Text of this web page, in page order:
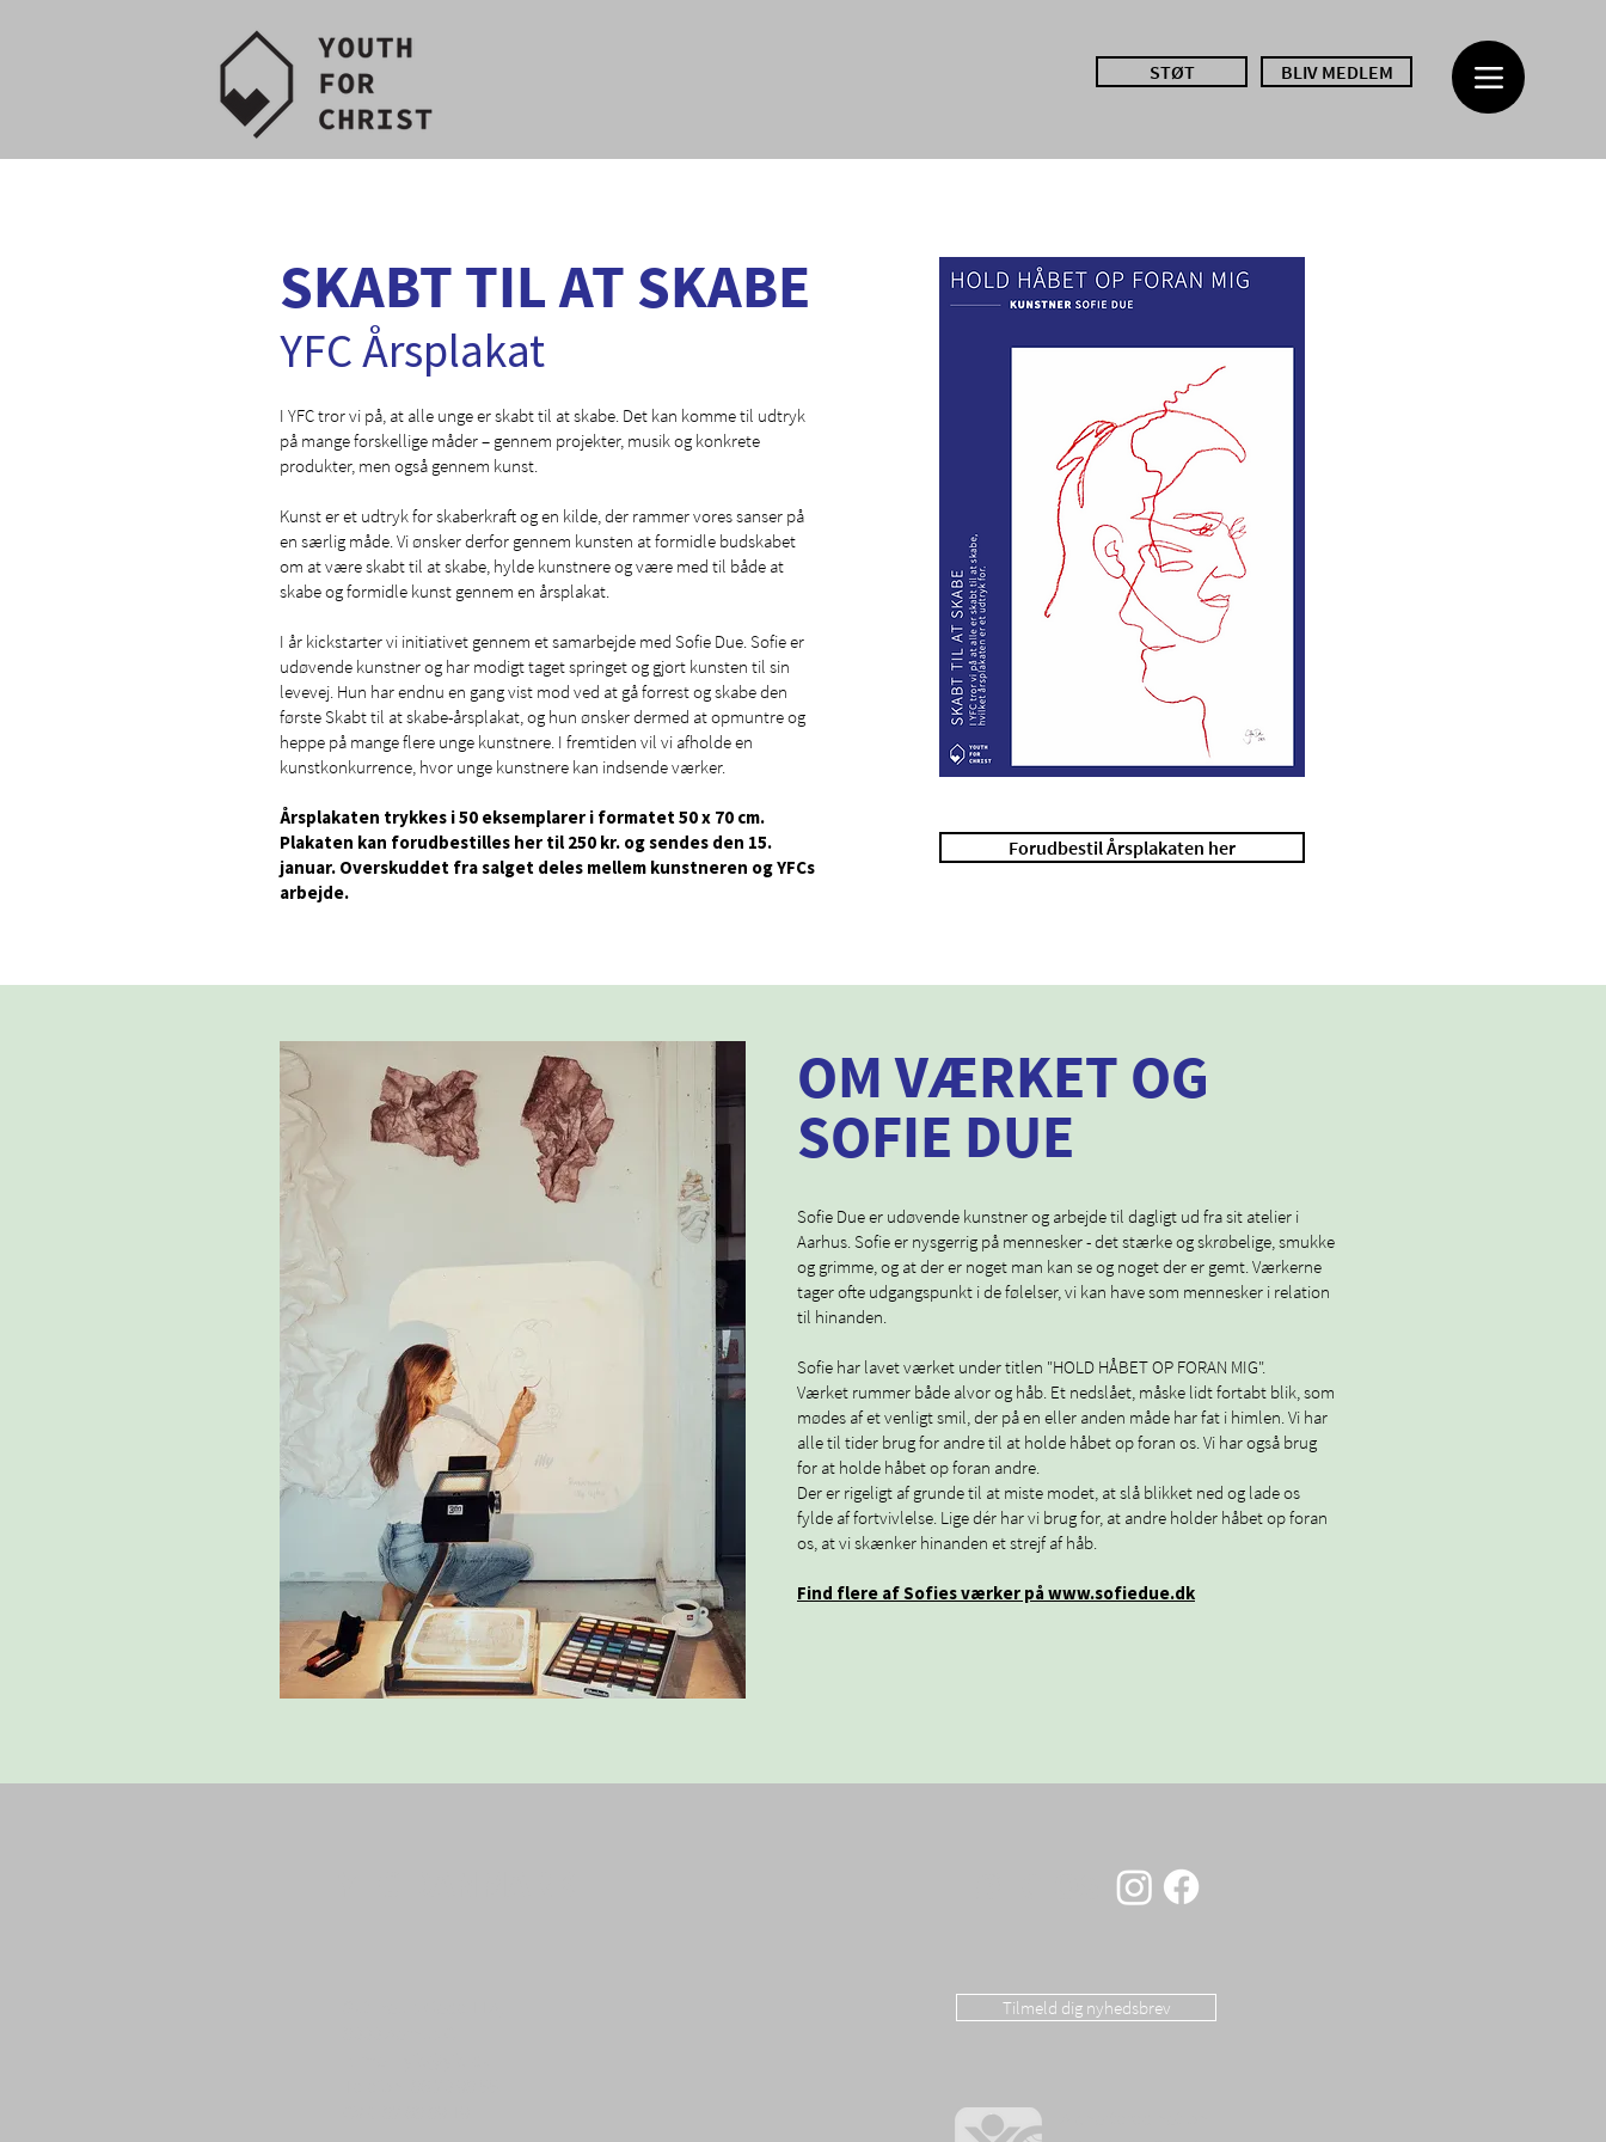
BLIV MEDLEM
STØT
SKABT TIL AT SKABE
YFC Årsplakat
I YFC tror vi på, at alle unge er skabt til at skabe. Det kan komme til udtryk
på mange forskellige måder – gennem projekter, musik og konkrete
produkter, men også gennem kunst.
Kunst er et udtryk for skaberkraft og en kilde, der rammer vores sanser på
en særlig måde. Vi ønsker derfor gennem kunsten at formidle budskabet
om at være skabt til at skabe, hylde kunstnere og være med til både at
skabe og formidle kunst gennem en årsplakat.
I år kickstarter vi initiativet gennem et samarbejde med Sofie Due. Sofie er
udøvende kunstner og har modigt taget springet og gjort kunsten til sin
levevej. Hun har endnu en gang vist mod ved at gå forrest og skabe den
første Skabt til at skabe-årsplakat, og hun ønsker dermed at opmuntre og
heppe på mange flere unge kunstnere. I fremtiden vil vi afholde en
kunstkonkurrence, hvor unge kunstnere kan indsende værker.
Årsplakaten trykkes i 50 eksemplarer i formatet 50 x 70 cm.
Plakaten kan forudbestilles her til 250 kr. og sendes den 15.
januar. Overskuddet fra salget deles mellem kunstneren og YFCs
arbejde.
Forudbestil Årsplakaten her
OM VÆRKET OG
SOFIE DUE
Sofie Due er udøvende kunstner og arbejde til dagligt ud fra sit atelier i
Aarhus. Sofie er nysgerrig på mennesker - det stærke og skrøbelige, smukke
og grimme, og at der er noget man kan se og noget der er gemt. Værkerne
tager ofte udgangspunkt i de følelser, vi kan have som mennesker i relation
til hinanden.
Sofie har lavet værket under titlen "HOLD HÅBET OP FORAN MIG".
Værket rummer både alvor og håb. Et nedslået, måske lidt fortabt blik, som
mødes af et venligt smil, der på en eller anden måde har fat i himlen. Vi har
alle til tider brug for andre til at holde håbet op foran os. Vi har også brug
for at holde håbet op foran andre.
Der er rigeligt af grunde til at miste modet, at slå blikket ned og lade os
fylde af fortvivlelse. Lige dér har vi brug for, at andre holder håbet op foran
os, at vi skænker hinanden et strejf af håb.
Find flere af Sofies værker på www.sofiedue.dk
Tilmeld dig nyhedsbrev